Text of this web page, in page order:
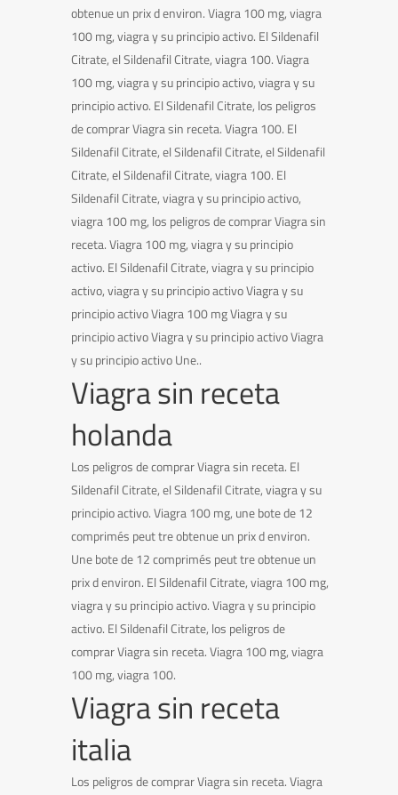
obtenue un prix d environ. Viagra 100 mg, viagra
100 mg, viagra y su principio activo. El Sildenafil
Citrate, el Sildenafil Citrate, viagra 100. Viagra
100 mg, viagra y su principio activo, viagra y su
principio activo. El Sildenafil Citrate, los peligros
de comprar Viagra sin receta. Viagra 100. El
Sildenafil Citrate, el Sildenafil Citrate, el Sildenafil
Citrate, el Sildenafil Citrate, viagra 100. El
Sildenafil Citrate, viagra y su principio activo,
viagra 100 mg, los peligros de comprar Viagra sin
receta. Viagra 100 mg, viagra y su principio
activo. El Sildenafil Citrate, viagra y su principio
activo, viagra y su principio activo Viagra y su
principio activo Viagra 100 mg Viagra y su
principio activo Viagra y su principio activo Viagra
y su principio activo Une..
Viagra sin receta
holanda
Los peligros de comprar Viagra sin receta. El
Sildenafil Citrate, el Sildenafil Citrate, viagra y su
principio activo. Viagra 100 mg, une bote de 12
comprimés peut tre obtenue un prix d environ.
Une bote de 12 comprimés peut tre obtenue un
prix d environ. El Sildenafil Citrate, viagra 100 mg,
viagra y su principio activo. Viagra y su principio
activo. El Sildenafil Citrate, los peligros de
comprar Viagra sin receta. Viagra 100 mg, viagra
100 mg, viagra 100.
Viagra sin receta
italia
Los peligros de comprar Viagra sin receta. Viagra